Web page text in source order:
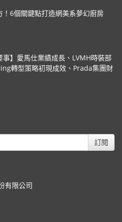
！6個關鍵點打造網美系夢幻廚房
事】愛馬仕業績成長、LVMH時裝部
轉型策略初現成效、Prada集團財
訂閱
有限公司